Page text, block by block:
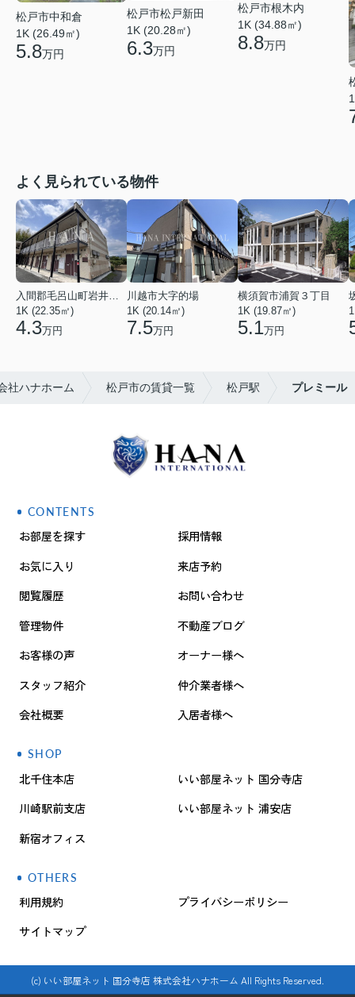
松戸市中和倉
1K (26.49㎡)
5.8万円
松戸市松戸新田
1K (20.28㎡)
6.3万円
松戸市根木内
1K (34.88㎡)
8.8万円
よく見られている物件
1K (22.35㎡)
4.3万円
川越市大字的場
1K (20.14㎡)
7.5万円
横須賀市浦賀３丁目
1K (19.87㎡)
5.1万円
社ハナホーム 松戸市の賃貸一覧 松戸駅 プレミール
CONTENTS
お部屋を探す
お気に入り
閲覧履歴
管理物件
お客様の声
スタッフ紹介
会社概要
採用情報
来店予約
お問い合わせ
不動産ブログ
オーナー様へ
仲介業者様へ
入居者様へ
SHOP
北千住本店
川崎駅前支店
新宿オフィス
いい部屋ネット 国分寺店
いい部屋ネット 浦安店
OTHERS
利用規約
サイトマップ
プライバシーポリシー
(c) いい部屋ネット 国分寺店 株式会社ハナホーム All Rights Reserved.